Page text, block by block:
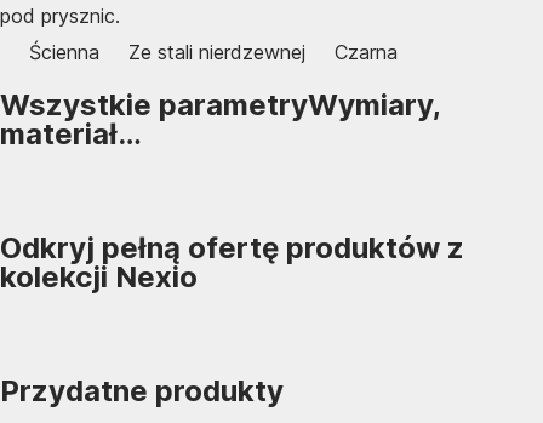
pod prysznic.
Ścienna
Ze stali nierdzewnej Czarna
Wszystkie parametryWymiary,
materiał…
Odkryj pełną ofertę produktów z
kolekcji Nexio
Przydatne produkty